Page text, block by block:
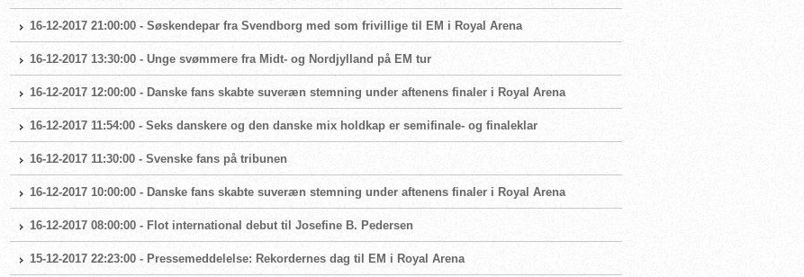
16-12-2017 21:00:00 - Søskendepar fra Svendborg med som frivillige til EM i Royal Arena
16-12-2017 13:30:00 - Unge svømmere fra Midt- og Nordjylland på EM tur
16-12-2017 12:00:00 - Danske fans skabte suveræn stemning under aftenens finaler i Royal Arena
16-12-2017 11:54:00 - Seks danskere og den danske mix holdkap er semifinale- og finaleklar
16-12-2017 11:30:00 - Svenske fans på tribunen
16-12-2017 10:00:00 - Danske fans skabte suveræn stemning under aftenens finaler i Royal Arena
16-12-2017 08:00:00 - Flot international debut til Josefine B. Pedersen
15-12-2017 22:23:00 - Pressemeddelelse: Rekordernes dag til EM i Royal Arena